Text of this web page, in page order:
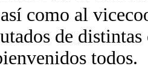
como al
de distintas
todos.